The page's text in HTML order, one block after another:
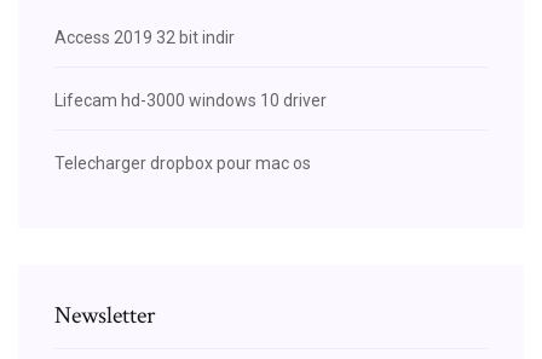
Access 2019 32 bit indir
Lifecam hd-3000 windows 10 driver
Telecharger dropbox pour mac os
Newsletter